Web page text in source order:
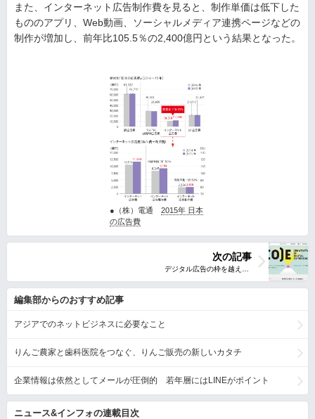
また、インターネット広告制作費を見ると、制作単価は低下した
もののアプリ、Web動画、ソーシャルメディア連携ページなどの
制作が増加し、前年比105.5％の2,400億円という結果となった。
●（株）電通2015年 日本
の広告費
次の記事
編集部からのおすすめ記事
アジアでのネットビジネスに必要なこと
りんご農家と歯科医院をつなぐ、りんご販売の新しいカタチ
企業情報は依然としてメールが圧倒的 若年層にはLINEがポイント
ニュース&インフォの連載目次